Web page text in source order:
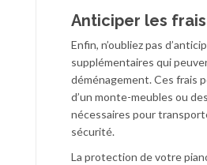
Anticiper les
Enfin, n’oubliez pas
supplémentaires qui
déménagement. Ces frais
d’un monte-meubles ou
nécessaires pour
sécurité.
La protection de votre